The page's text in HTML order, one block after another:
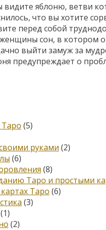
видите яблоню, ветви
что вы хотите
перед собой
сон, в котором
выйти замуж за
предупреждает о
Таро (5)
руками (2)
(6)
(8)
Таро и простыми
Таро (6)
(3)
(1)
(2)